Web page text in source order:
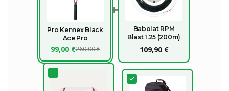
Pro Kennex Black
Ace Pro
99,00 €260,00 €
+
Babolat RPM
Blast 1.25 (200m)
109,90 €